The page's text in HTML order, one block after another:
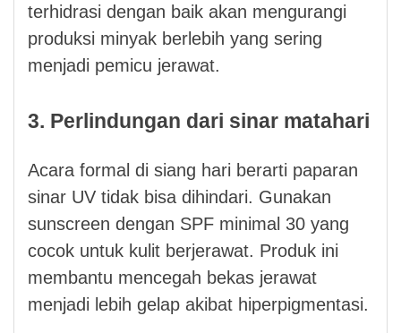
terhidrasi dengan baik akan mengurangi
produksi minyak berlebih yang sering
menjadi pemicu jerawat.
3. Perlindungan dari sinar matahari
Acara formal di siang hari berarti paparan
sinar UV tidak bisa dihindari. Gunakan
sunscreen dengan SPF minimal 30 yang
cocok untuk kulit berjerawat. Produk ini
membantu mencegah bekas jerawat
menjadi lebih gelap akibat hiperpigmentasi.